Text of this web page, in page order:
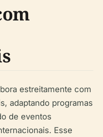
estreitamente com
adaptando programas
de eventos
Esse